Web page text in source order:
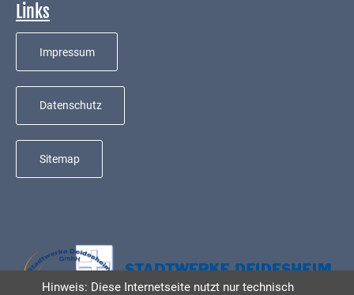
Links
Impressum
Datenschutz
Sitemap
Hinweis: Diese Internetseite nutzt nur technisch